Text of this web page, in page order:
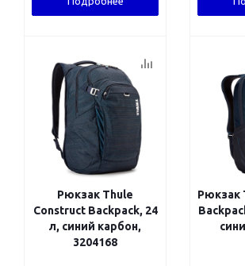
Рюкзак Thule
Construct Backpack, 24
л, синий карбон,
3204168
Рюкзак